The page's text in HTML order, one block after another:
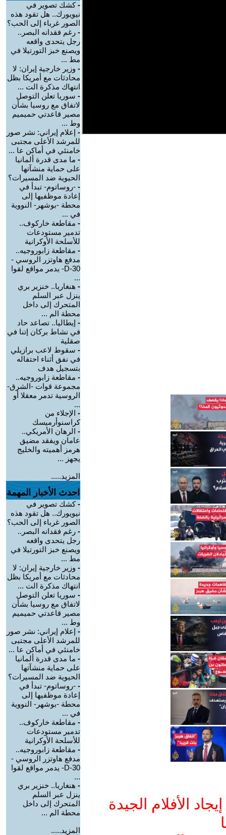
الأفلام الجيدة
-كشك تصوير في
نيويورك.. هل تقود هذه
الصور غرباء إلى الحب؟
- رغم فقدانه البصر..
رجل يتحدى واقعه
ويصنع خبز التورتيلا في
مط ...
- وزير خارجية إيران: لا
محادثات مع أمريكا بظل
انتهاك مذكرة الت ...
- سوريا تعلن التوصل
لاتفاق مع روسيا بشأن
مصير قاعدتي حميميم
وط ...
- إعلام إيراني: نشر صور
للمرشد الأعلى مجتبى
خامنئي في أماكن عا ...
- ما مدى قدرة ألمانيا
على حماية منشآتها
الحيوية ضد المسيرات؟
- -روساتوم- تبدأ في
إعادة موظفيها إلى
محطة -بوشهر- النووية
في ...
- مقاطعة خاركوف..
تدمير مستودعات
للأسلحة الأوكرانية
- مقاطعة زابوروجيه..
مدفع هاوتزر الروسي -
D-30- يدمر مواقع لقوا
...
- هنغاريا.. خنزير بري
ينزل عبر السلم
المتحرك إلى داخل
محطة الم ...
- إيطاليا.. تصاعد حاد
في نشاط بركان إتنا في
صقلية
- سقوط لاعب برازيلي
في نفق أثناء احتفاله
بتسجيل هدف
- مقاطعة زابوروجيه..
مجموعة قوات -الشرق-
الروسية تدمر معقلا أو
...
- الإجلاء من
كراسنوأرميسك
- الرهان الأمريكي..
عامان ويفقد مضيق
هرمز أهميته والخليج
يجهز ...
المزيد.....
احدث الأخبار المهمة
-كشك تصوير في
نيويورك.. هل تقود هذه
الصور غرباء إلى الحب؟
- رغم فقدانه البصر..
رجل يتحدى واقعه
ويصنع خبز التورتيلا في
مط ...
- وزير خارجية إيران: لا
محادثات مع أمريكا بظل
انتهاك مذكرة الت ...
- سوريا تعلن التوصل
لاتفاق مع روسيا بشأن
مصير قاعدتي حميميم
وط ...
- إعلام إيراني: نشر صور
للمرشد الأعلى مجتبى
خامنئي في أماكن عا ...
- ما مدى قدرة ألمانيا
على حماية منشآتها
الحيوية ضد المسيرات؟
- -روساتوم- تبدأ في
إعادة موظفيها إلى
محطة -بوشهر- النووية
في ...
- مقاطعة خاركوف..
تدمير مستودعات
للأسلحة الأوكرانية
- مقاطعة زابوروجيه..
مدفع هاوتزر الروسي -
D-30- يدمر مواقع لقوا
...
- هنغاريا.. خنزير بري
ينزل عبر السلم
المتحرك إلى داخل
محطة الم ...
المزيد.....